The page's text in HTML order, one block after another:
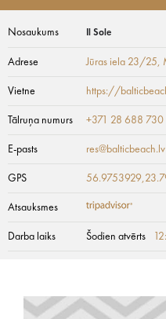
Nosaukums Il Sole
Adrese Jūras iela 23/25,
Vietne https://
Tālruņa numurs +371 28 688 730
E-pasts res@balticbeach.lv
GPS
Atsauksmes
Darba laiks Šodien atvērts